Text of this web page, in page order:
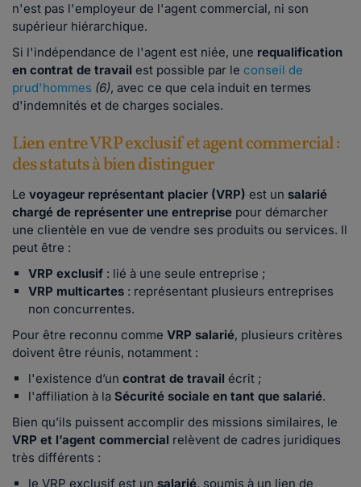
n'est pas l'employeur de l'agent commercial, ni son
supérieur hiérarchique.
Si l'indépendance de l'agent est niée, une requalification
en contrat de travail est possible par le conseil de
prud'hommes (6), avec ce que cela induit en termes
d'indemnités et de charges sociales.
Lien entre VRP exclusif et agent commercial :
des statuts à bien distinguer
Le voyageur représentant placier (VRP) est un salarié
chargé de représenter une entreprise pour démarcher
une clientèle en vue de vendre ses produits ou services. Il
peut être :
VRP exclusif : lié à une seule entreprise ;
VRP multicartes : représentant plusieurs entreprises
non concurrentes.
Pour être reconnu comme VRP salarié, plusieurs critères
doivent être réunis, notamment :
l'existence d’un contrat de travail écrit ;
l'affiliation à la Sécurité sociale en tant que salarié.
Bien qu’ils puissent accomplir des missions similaires, le
VRP et l’agent commercial relèvent de cadres juridiques
très différents :
le VRP exclusif est un salarié, soumis à un lien de